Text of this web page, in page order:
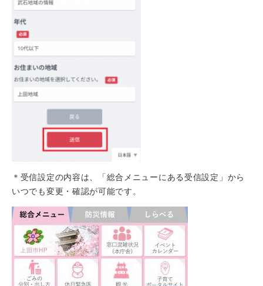
＊受信設定の内容は、「総合メニューにある受信設定」から
いつでも変更・確認が可能です。